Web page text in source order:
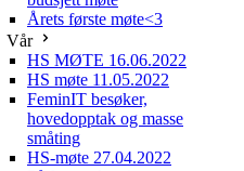
Årets første møte<3
Vår
HS MØTE 16.06.2022
HS møte 11.05.2022
FeminIT besøker,
hovedopptak og masse
småting
HS-møte 27.04.2022